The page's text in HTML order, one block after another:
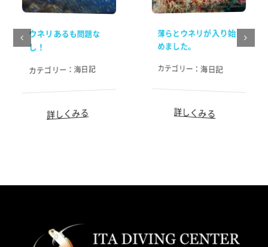
ウネリあるも問題な
し！
カテゴリー： 海日記
詳しくみる
薄らとウネリが入り始
めました。
カテゴリー：海日記
詳しくみる